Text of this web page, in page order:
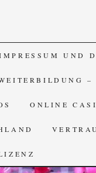
UND
ONLINE